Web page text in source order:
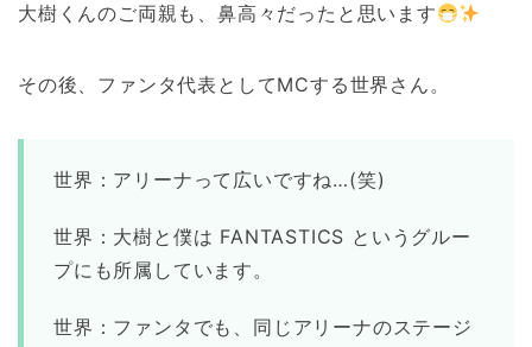
大樹くんのご両親も、鼻高々だったと思います
その後、ファンタ代表としてMCする世界さん。
世界：アリーナって広いですね…(笑)
世界：大樹と僕は FANTASTICS というグルー
プにも所属しています。
世界：ファンタでも、同じアリーナのステージ